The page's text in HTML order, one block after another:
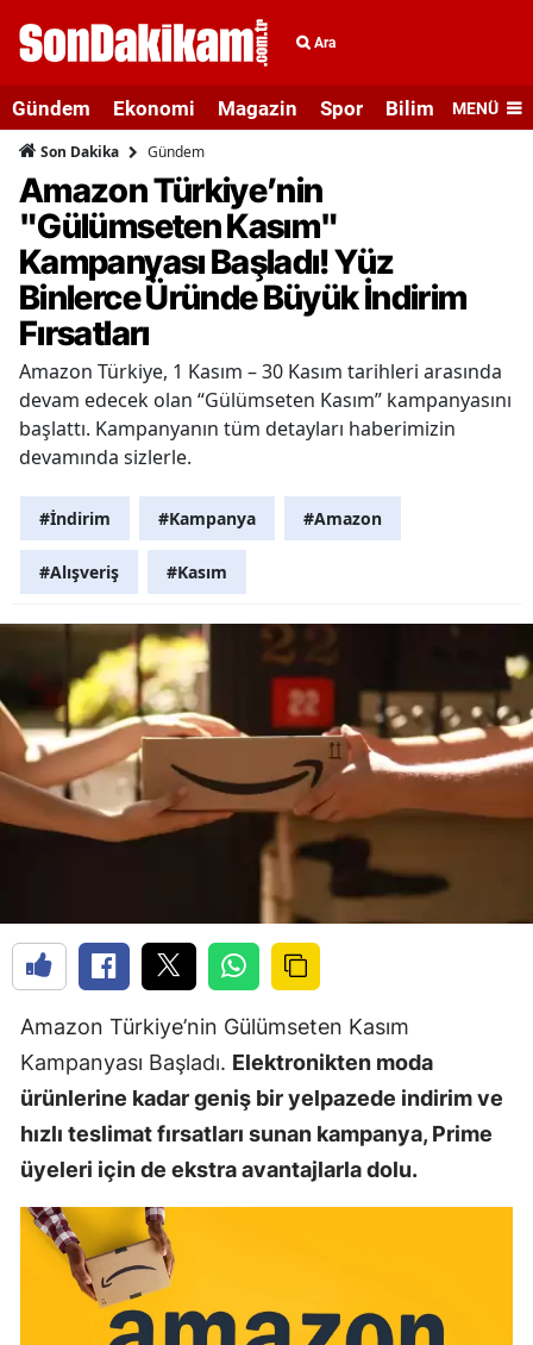
Ara
Gündem Ekonomi Magazin Spor Bilim veMENÜ
Son Dakika Gündem
Amazon Türkiye’nin
"Gülümseten Kasım"
Kampanyası Başladı! Yüz
Binlerce Üründe Büyük İndirim
Fırsatları
Amazon Türkiye, 1 Kasım – 30 Kasım tarihleri arasında
devam edecek olan “Gülümseten Kasım” kampanyasını
başlattı. Kampanyanın tüm detayları haberimizin
devamında sizlerle.
#İndirim #Kampanya #Amazon
#Alışveriş #Kasım
Amazon Türkiye’nin Gülümseten Kasım
Kampanyası Başladı. Elektronikten moda
ürünlerine kadar geniş bir yelpazede indirim ve
hızlı teslimat fırsatları sunan kampanya, Prime
üyeleri için de ekstra avantajlarla dolu.